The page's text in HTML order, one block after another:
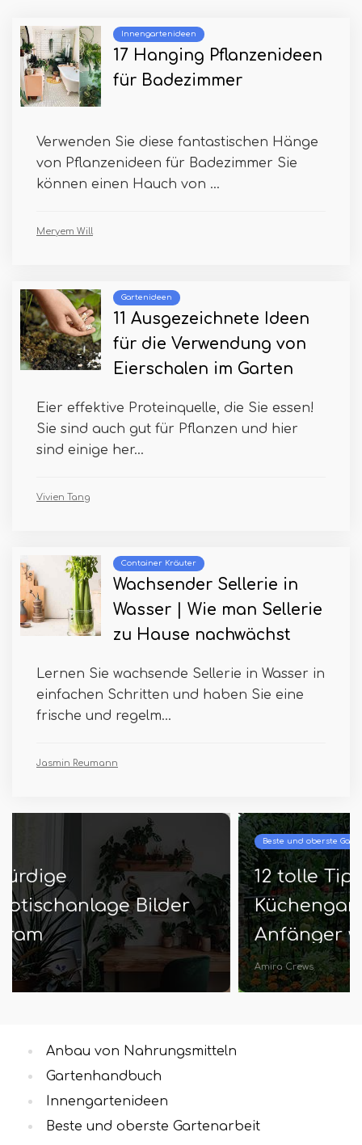
Innengartenideen
17 Hanging Pflanzenideen
für Badezimmer
Verwenden Sie diese fantastischen Hänge
von Pflanzenideen für Badezimmer Sie
können einen Hauch von ...
Meryem Will
Gartenideen
11 Ausgezeichnete Ideen
für die Verwendung von
Eierschalen im Garten
Eier effektive Proteinquelle, die Sie essen!
Sie sind auch gut für Pflanzen und hier
sind einige her...
Vivien Tang
Container Kräuter
Wachsender Sellerie in
Wasser | Wie man Sellerie
zu Hause nachwächst
Lernen Sie wachsende Sellerie in Wasser in
einfachen Schritten und haben Sie eine
frische und regelm...
Jasmin Reumann
Beste und oberste Gartenarbeit
12 tolle Tipps zum Starten eines
Küchengartens, den jeder
Anfänger wissen sollte!
Amira Crews
Anbau von Nahrungsmitteln
Gartenhandbuch
Innengartenideen
Beste und oberste Gartenarbeit